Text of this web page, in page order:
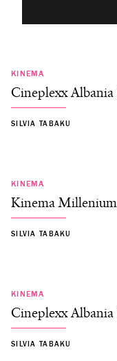
KINEMA
Cineplexx
SILVIA TABAKU
KINEMA
Kinema Millenium
SILVIA TABAKU
KINEMA
Cineplexx
SILVIA TABAKU